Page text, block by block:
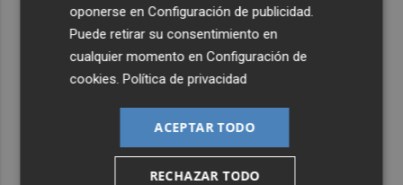
oponerse enConfiguración de publicidad.
Puede retirar su consentimiento en
cualquier momento enConfiguración de
cookies.Política de privacidad
ACEPTAR TODO
RECHAZAR TODO